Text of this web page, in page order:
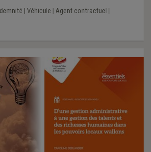
Véhicule Agent contractuel